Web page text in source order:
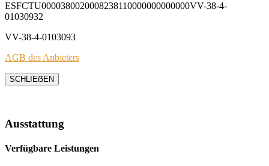
ESFCTU0000380020008238110000000000000VV-38-4-
01030932
VV-38-4-0103093
AGB des Anbieters
SCHLIEẞEN
Ausstattung
Verfügbare Leistungen